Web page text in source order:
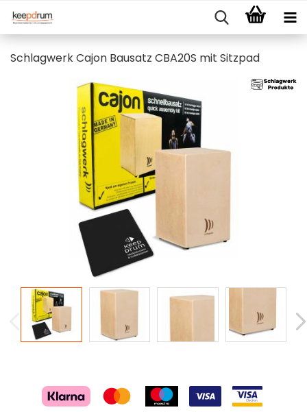
Schlagwerk Cajon Bausatz CBA20S mit Sitzpad